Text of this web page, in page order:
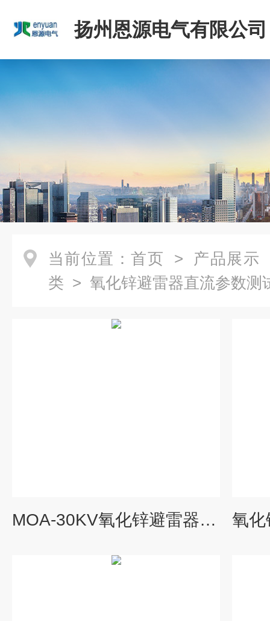
扬州恩源电气有限公司
当前位置： 首页 > 产品展示
类 > 氧化锌避雷器直流参数测
MOA-30KV氧化锌避雷器测试仪